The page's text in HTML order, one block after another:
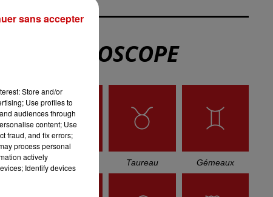
L'HOROSCOPE
Taureau Gémeaux
Store and/or
Use profiles to
audiences through
content; Use
fraud, and fix errors;
process personal
actively
Identify devices
sans accepter